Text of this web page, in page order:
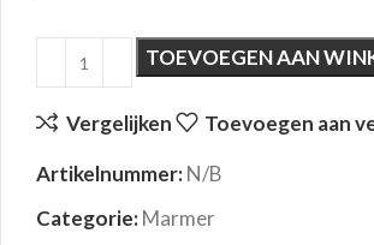
TOEVOEGEN AAN
Vergelijken Toevoegen aan
Artikelnummer:N/B
Categorie:Marmer